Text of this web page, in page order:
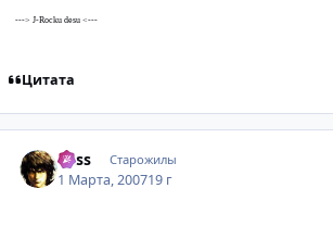
---> J-Rocku desu <---
Цитата
Bess Старожилы
1 Марта, 200719 г